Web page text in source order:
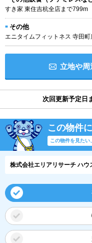
すき家 東住吉杭全店まで799m
その他
エニタイムフィットネス 寺田
立地や周
次回更新予定日
この物件
この物件を見たい
株式会社エリアリサーチ ハウ